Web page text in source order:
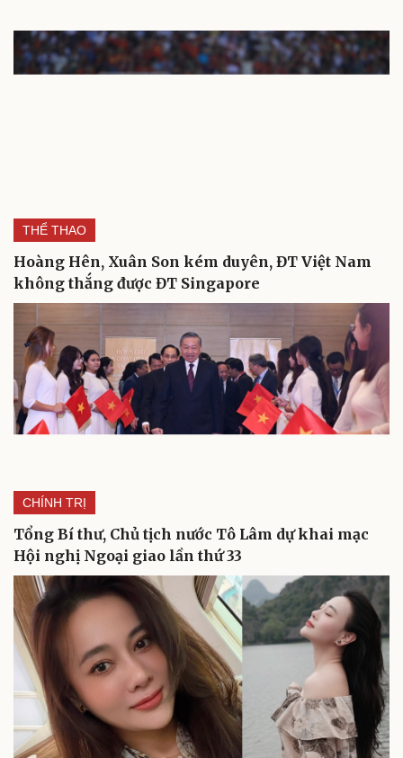
THỂ THAO
Hoàng Hên, Xuân Son kém duyên, ĐT Việt Nam
không thắng được ĐT Singapore
CHÍNH TRỊ
Tổng Bí thư, Chủ tịch nước Tô Lâm dự khai mạc
Hội nghị Ngoại giao lần thứ 33